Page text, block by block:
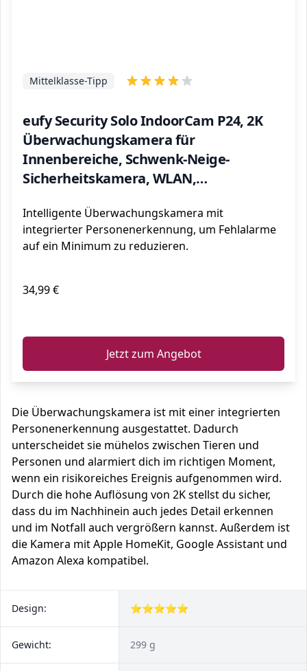
eufy Security Solo IndoorCam P24, 2K
Überwachungskamera für
Innenbereiche, Schwenk-Neige-
Sicherheitskamera, WLAN,
Bewegungssensor, HomeBase Nicht
kompatibel
Mittelklasse-Tipp
Intelligente Überwachungskamera mit
integrierter Personenerkennung, um Fehlalarme
auf ein Minimum zu reduzieren.
34,99 €
Jetzt zum Angebot
Die Überwachungskamera ist mit einer integrierten
Personenerkennung ausgestattet. Dadurch
unterscheidet sie mühelos zwischen Tieren und
Personen und alarmiert dich im richtigen Moment,
wenn ein risikoreiches Ereignis aufgenommen wird.
Durch die hohe Auflösung von 2K stellst du sicher,
dass du im Nachhinein auch jedes Detail erkennen
und im Notfall auch vergrößern kannst. Außerdem ist
die Kamera mit Apple HomeKit, Google Assistant und
Amazon Alexa kompatibel.
Design: ⭐⭐⭐⭐⭐
Gewicht: 299 g